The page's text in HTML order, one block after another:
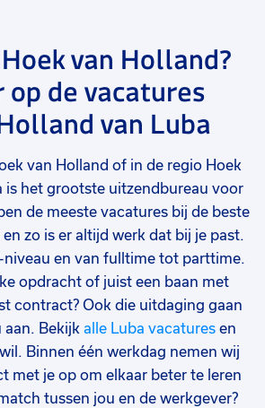
van Holland?
de vacatures
van Luba
van Holland of in de regio Hoek
is het grootste uitzendbureau voor
de meeste vacatures bij de beste
zo is er altijd werk dat bij je past.
en van fulltime tot parttime.
opdracht of juist een baan met
contract? Ook die uitdaging gaan
aan. Bekijk alle Luba vacatures en
Binnen één werkdag nemen wij
met je op om elkaar beter te leren
tussen jou en de werkgever?